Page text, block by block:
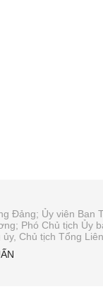
Đảng; Ủy viên Ban
Phó Chủ tịch Ủy
Chủ tịch Tổng